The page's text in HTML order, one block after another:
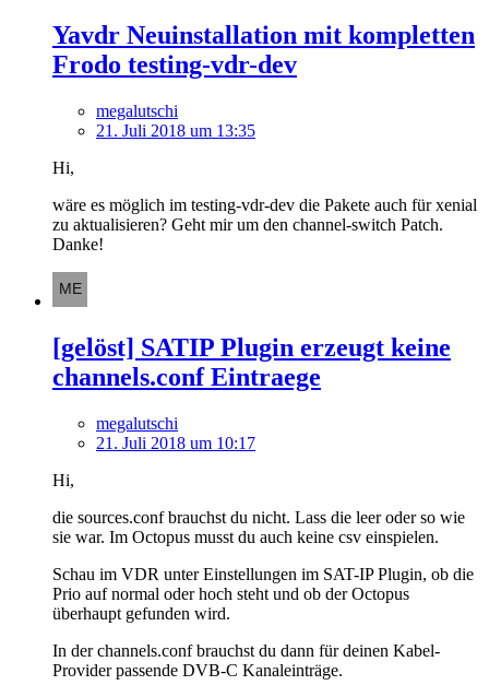
Yavdr Neuinstallation mit kompletten
Frodo testing-vdr-dev
megalutschi
21. Juli 2018 um 13:35
Hi,
wäre es möglich im testing-vdr-dev die Pakete auch für xenial
zu aktualisieren? Geht mir um den channel-switch Patch.
Danke!
[gelöst] SATIP Plugin erzeugt keine
channels.conf Eintraege
megalutschi
21. Juli 2018 um 10:17
Hi,
die sources.conf brauchst du nicht. Lass die leer oder so wie
sie war. Im Octopus musst du auch keine csv einspielen.
Schau im VDR unter Einstellungen im SAT-IP Plugin, ob die
Prio auf normal oder hoch steht und ob der Octopus
überhaupt gefunden wird.
In der channels.conf brauchst du dann für deinen Kabel-
Provider passende DVB-C Kanaleinträge.